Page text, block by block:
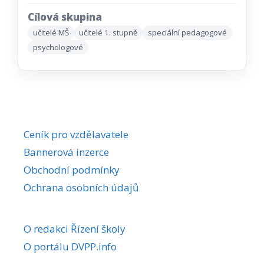
Cílová skupina
učitelé MŠ učitelé 1. stupně
speciální pedagogové
psychologové
Ceník pro vzdělavatele
Bannerová inzerce
Obchodní podmínky
Ochrana osobních údajů
O redakci Řízení školy
O portálu DVPP.info